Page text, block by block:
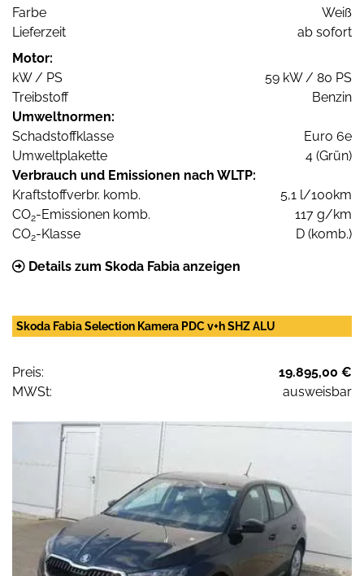
Farbe
Weiß
Lieferzeit
ab sofort
Motor:
kW / PS
59 kW / 80 PS
Treibstoff
Benzin
Umweltnormen:
Schadstoffklasse
Euro 6e
Umweltplakette
4 (Grün)
Verbrauch und Emissionen nach WLTP:
Kraftstoffverbr. komb.
5,1 l/100km
CO2-Emissionen komb.
117 g/km
CO2-Klasse D (komb.)
Details zum Skoda Fabia anzeigen
Skoda Fabia Selection Kamera PDC v+h SHZ ALU
Preis:
19.895,00 €
MWSt:
ausweisbar